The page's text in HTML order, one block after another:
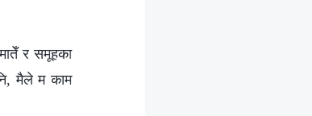
र समूहका
मैले म काम